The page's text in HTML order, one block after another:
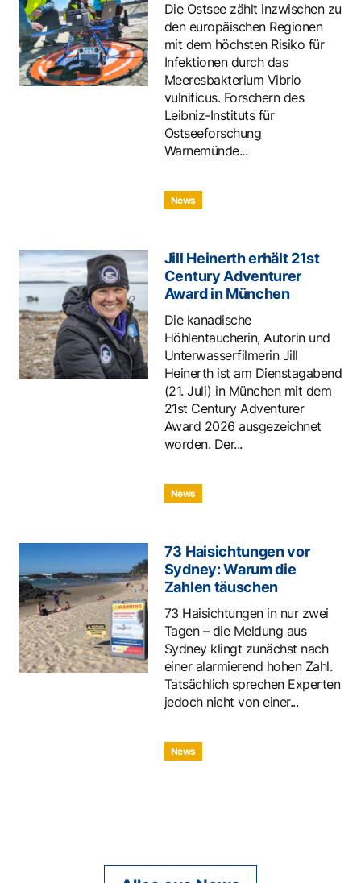
Die Ostsee zählt inzwischen zu
den europäischen Regionen
mit dem höchsten Risiko für
Infektionen durch das
Meeresbakterium Vibrio
vulnificus. Forschern des
Leibniz-Instituts für
Ostseeforschung
Warnemünde...
News
Jill Heinerth erhält 21st
Century Adventurer
Award in München
Die kanadische
Höhlentaucherin, Autorin und
Unterwasserfilmerin Jill
Heinerth ist am Dienstagabend
(21. Juli) in München mit dem
21st Century Adventurer
Award 2026 ausgezeichnet
worden. Der...
News
73 Haisichtungen vor
Sydney: Warum die
Zahlen täuschen
73 Haisichtungen in nur zwei
Tagen – die Meldung aus
Sydney klingt zunächst nach
einer alarmierend hohen Zahl.
Tatsächlich sprechen Experten
jedoch nicht von einer...
News